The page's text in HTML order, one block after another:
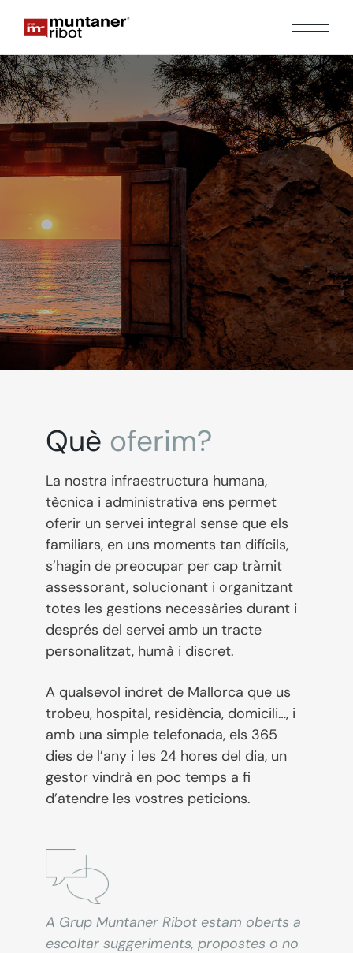
Què oferim?
La nostra infraestructura humana,
tècnica i administrativa ens permet
oferir un servei integral sense que els
familiars, en uns moments tan difícils,
s’hagin de preocupar per cap tràmit
assessorant, solucionant i organitzant
totes les gestions necessàries durant i
després del servei amb un tracte
personalitzat, humà i discret.
A qualsevol indret de Mallorca que us
trobeu, hospital, residència, domicili…, i
amb una simple telefonada, els 365
dies de l’any i les 24 hores del dia, un
gestor vindrà en poc temps a fi
d’atendre les vostres peticions.
A Grup Muntaner Ribot estam oberts a
escoltar suggeriments, propostes o no